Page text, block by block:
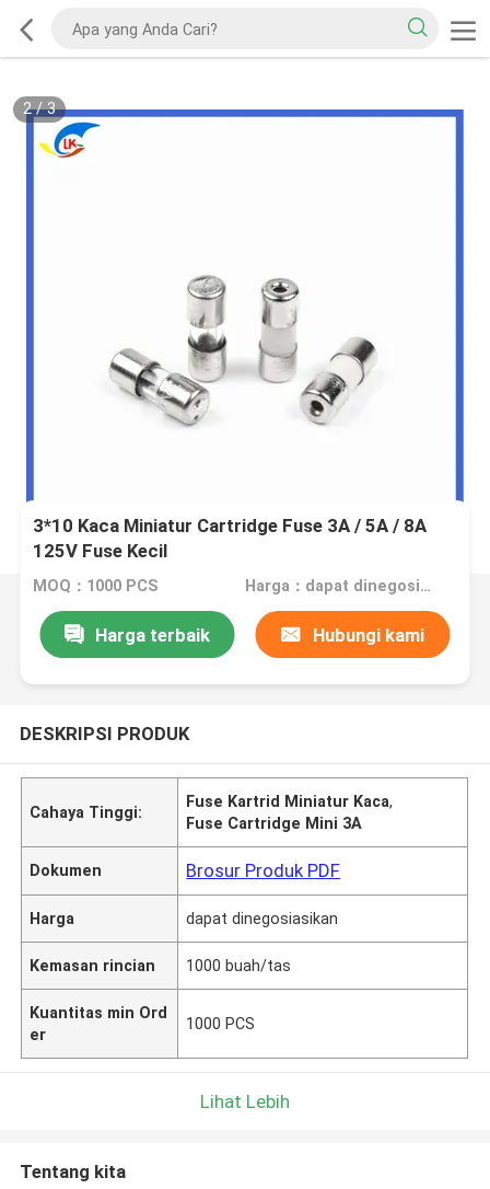
2/3
3*10 Kaca Miniatur Cartridge Fuse 3A / 5A / 8A
125V Fuse Kecil
MOQ：1000 PCS Harga：dapat dinegosiasikan
Harga terbaik Hubungi kami
DESKRIPSI PRODUK
Cahaya Tinggi:
Fuse Kartrid Miniatur Kaca,
Fuse Cartridge Mini 3A
Dokumen Brosur Produk PDF
Harga dapat dinegosiasikan
Kemasan rincian 1000 buah/tas
Kuantitas min Ord
er
1000 PCS
Lihat Lebih
Tentang kita